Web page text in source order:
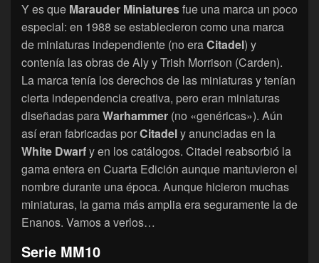
Y es que Marauder Miniaturesfue una marca un poco
especial: en 1988 se establecieron como una marca
de miniaturas independiente (no eraCitadel) y
contenía las obras de Aly y Trish Morrison (Carden).
La marca tenía los derechos de las miniaturas y tenían
cierta independencia creativa, pero eran miniaturas
diseñadas paraWarhammer (no «genéricas»). Aún
así eran fabricadas porCitadely anunciadas en la
White Dwarfy en los catálogos. Citadel reabsorbió la
gama entera en Cuarta Edición aunque mantuvieron el
nombre durante una época. Aunque hicieron muchas
miniaturas, la gama más amplia era seguramente la de
Enanos. Vamos a verlos…
Serie MM10